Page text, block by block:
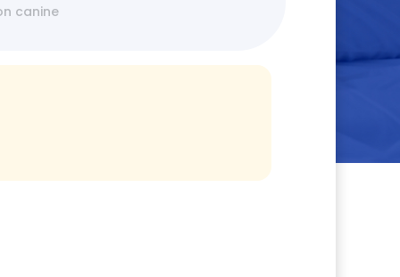
canine